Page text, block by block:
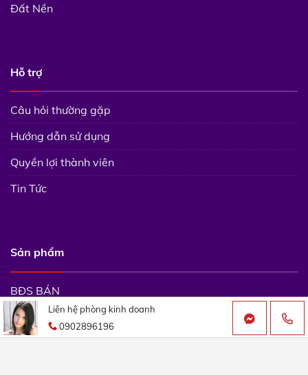
Đất Nền
Hỗ trợ
Câu hỏi thường gặp
Hướng dẫn sử dụng
Quyền lợi thành viên
Tin Tức
Sản phẩm
BĐS BÁN
Dự án tại TPHCM
Liên hệ phòng kinh doanh
0902896196